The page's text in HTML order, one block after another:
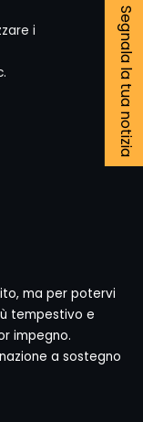
Segnala la tua notizia
i
ma per potervi
tempestivo e
impegno.
a sostegno